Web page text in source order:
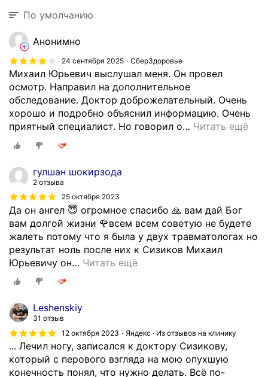
в
о
н
о
ч
н
ч
и
с
л
р
ы
х
к
По умолчанию
Анонимно
24 сентября 2025 СберЗдоровье
Михаил Юрьевич выслушал меня. Он провел
осмотр. Направил на дополнительное
обследование. Доктор доброжелательный. Очень
хорошо и подробно объяснил информацию. Очень
приятный специалист. Но говорил о… Читать ещё
гулшан шокирзода
2 отзыва
25 октября 2023
Да он ангел 😇 огромное спасибо 🙏 вам дай Бог
вам долгой жизни 🌹всем всем советую не будете
жалеть потому что я была у двух травматологах но
результат ноль после них к Сизиков Михаил
Юрьевичу он… Читать ещё
Leshenskiy
31 отзыв
12 октября 2023
Яндекс · Из отзывов на клинику
... Лечил ногу, записался к доктору Сизикову,
который с перового взгляда на мою опухшую
конечность понял, что нужно делать. Всё по-